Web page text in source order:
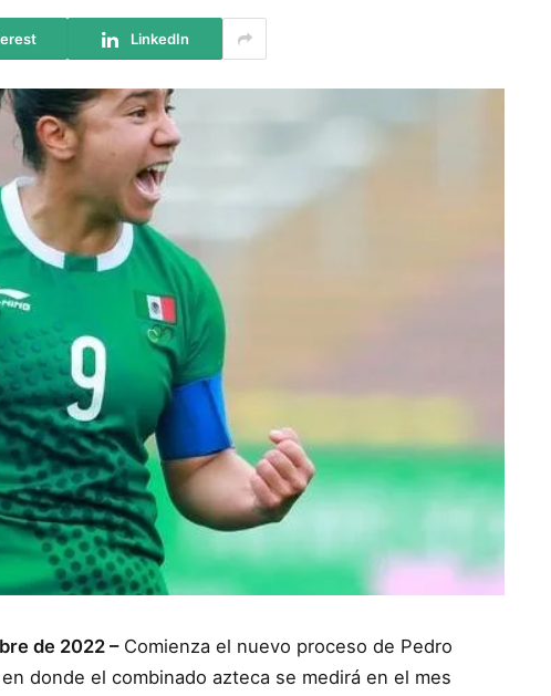
LinkedIn
de 2022 –Comienza el nuevo proceso de Pedro
donde el combinado azteca se medirá en el mes